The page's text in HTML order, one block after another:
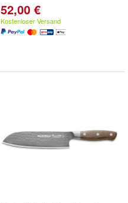
52,00 €
Kostenloser Versand